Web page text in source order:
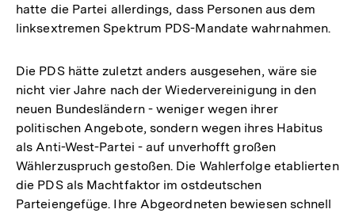
hatte die Partei allerdings, dass Personen aus dem
linksextremen Spektrum PDS-Mandate wahrnahmen.
Die PDS hätte zuletzt anders ausgesehen, wäre sie
nicht vier Jahre nach der Wiedervereinigung in den
neuen Bundesländern - weniger wegen ihrer
politischen Angebote, sondern wegen ihres Habitus
als Anti-West-Partei - auf unverhofft großen
Wählerzuspruch gestoßen. Die Wahlerfolge etablierten
die PDS als Machtfaktor im ostdeutschen
Parteiengefüge. Ihre Abgeordneten bewiesen schnell